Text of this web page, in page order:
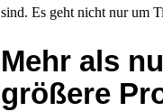
sind. Es geht nicht nur um
Mehr als
größere